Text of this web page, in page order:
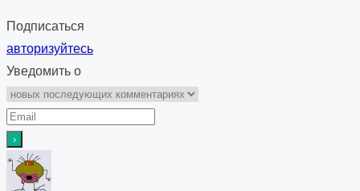
Подписаться
авторизуйтесь
Уведомить о